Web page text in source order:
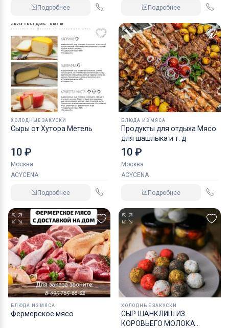
Подробнее Подробнее
ХОЛОДНЫЕ ЗАКУСКИ
Сыры от Хутора Метель
10 ₽
Москва
ACYCENA
Подробнее
БЛЮДА ИЗ МЯСА
Продукты для отдыха Мясо
для шашлыка и т. д
10 ₽
Москва
ACYCENA
Подробнее
БЛЮДА ИЗ МЯСА
Фермерское мясо
ХОЛОДНЫЕ ЗАКУСКИ
СЫР ШАНКЛИШ ИЗ
КОРОВЬЕГО МОЛОКА